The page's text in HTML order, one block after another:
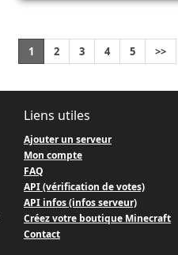
1 2 3 4 5 >>
Liens utiles
Ajouter un serveur
Mon compte
FAQ
API (vérification de votes)
API infos (infos serveur)
Créez votre boutique Minecraft
Contact